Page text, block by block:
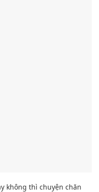
không thì chuyện chăn